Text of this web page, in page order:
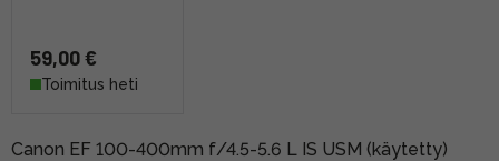
59,00 €
Toimitus heti
Canon EF 100-400mm f/4.5-5.6 L IS USM (käytetty)